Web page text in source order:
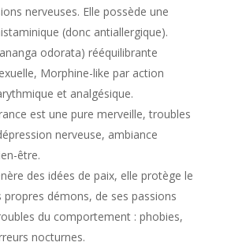
nerveuses. Elle possède une
(donc antiallergique).
odorata) rééquilibrante
Morphine-like par action
et analgésique.
est une pure merveille, troubles
nerveuse, ambiance
être.
des idées de paix, elle protège le
propres démons, de ses passions
du comportement : phobies,
nocturnes.